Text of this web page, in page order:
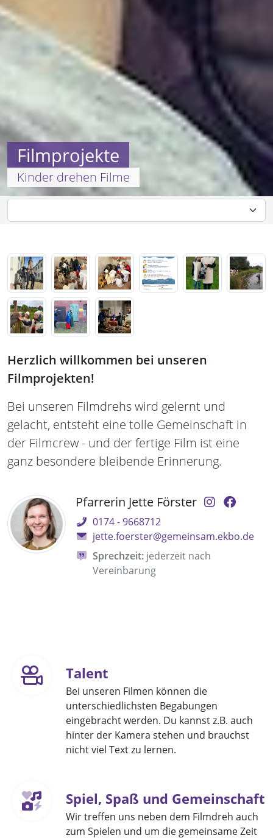
Filmprojekte
Kinder drehen Filme
Herzlich willkommen bei unseren
Filmprojekten!
Bei unseren Filmdrehs wird gelernt und
gelacht, entsteht eine tolle Gemeinschaft in
der Filmcrew - und der fertige Film ist eine
ganz besondere bleibende Erinnerung.
Pfarrerin Jette Förster
0174 - 9668712
jette.foerster@gemeinsam.ekbo.de
Sprechzeit: jederzeit nach
Vereinbarung
Talent
Bei unseren Filmen können die
unterschiedlichsten Begabungen
eingebracht werden. Du kannst z.B. auch
hinter der Kamera stehen und brauchst
nicht viel Text zu lernen.
Spiel, Spaß und Gemeinschaft
Wir treffen uns neben dem Filmdreh auch
zum Spielen und um die gemeinsame Zeit